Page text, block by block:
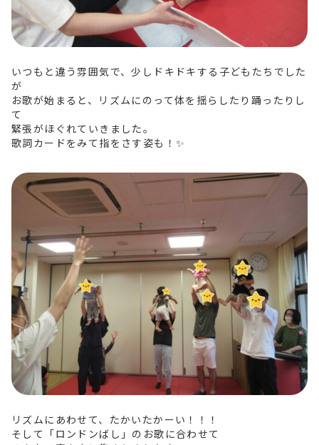
いつもと違う雰囲気で、少しドキドキする子どもたちでした
が
お歌が始まると、リズムにのって体を揺らしたり踊ったりし
て
緊張がほぐれていきました。
歌詞カードをみて指をさす姿も！✨
リズムにあわせて、たかいたかーい！！！
そして「ロンドンばし」のお歌に合わせて